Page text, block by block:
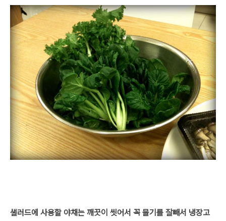
샐러드에 사용할 야채는 깨끗이 씻어서 꼭 물기를 잘빼서 냉장고